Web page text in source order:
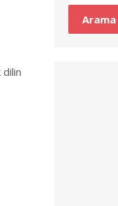
dilin